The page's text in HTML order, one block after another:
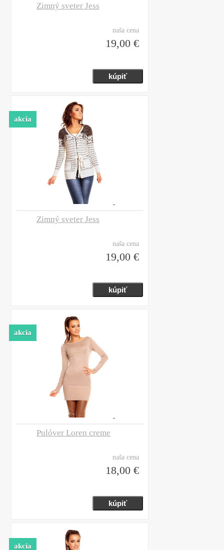
Zimný sveter Jess
naša cena
19,00 €
Zimný sveter Jess
naša cena
19,00 €
akcia
Pulóver Loren creme
naša cena
18,00 €
akcia
akcia